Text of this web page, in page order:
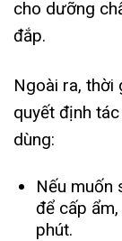
cho dưỡng
đắp.
Ngoài ra, thời
quyết định
dùng:
Nếu muốn
để cấp
phút.